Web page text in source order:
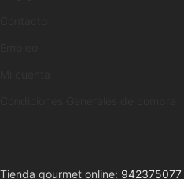
Tienda gourmet online: 942375077